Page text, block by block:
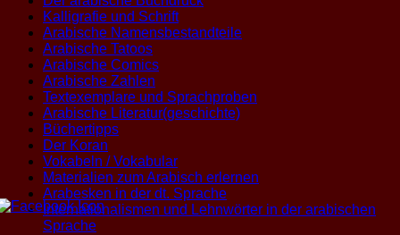
Kalligrafie und Schrift
Arabische Namensbestandteile
Arabische Tatoos
Arabische Comics
Arabische Zahlen
Textexemplare und Sprachproben
Arabische Literatur(geschichte)
Büchertipps
Der Koran
Vokabeln / Vokabular
Materialien zum Arabisch erlernen
Arabesken in der dt. Sprache
Internationalismen und Lehnwörter in der arabischen
Sprache